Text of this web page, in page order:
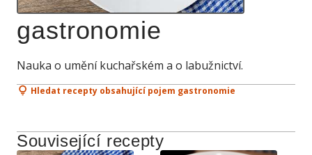
gastronomie
Nauka o umění kuchařském a o labužnictví.
Hledat recepty obsahující pojem gastronomie
Související recepty